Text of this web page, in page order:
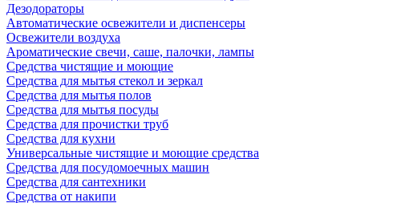
Дезодораторы
Автоматические освежители и диспенсеры
Освежители воздуха
Ароматические свечи, саше, палочки, лампы
Средства чистящие и моющие
Средства для мытья стекол и зеркал
Средства для мытья полов
Средства для мытья посуды
Средства для прочистки труб
Средства для кухни
Универсальные чистящие и моющие средства
Средства для посудомоечных машин
Средства для сантехники
Средства от накипи